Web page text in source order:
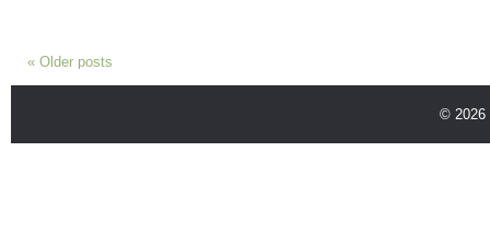
« Older posts
© 2026